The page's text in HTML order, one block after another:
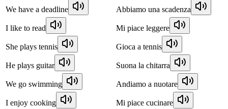
We have a deadline Abbiamo una scadenza
I like to read Mi piace leggere
She plays tennis Gioca a tennis
He plays guitar Suona la chitarra
We go swimming Andiamo a nuotare
I enjoy cooking Mi piace cucinare